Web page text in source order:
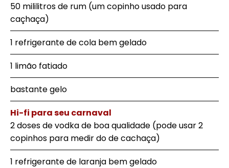
50 mililitros de rum (um copinho usado para
caçhaça)
1 refrigerante de cola bem gelado
1 limão fatiado
bastante gelo
Hi-fi para seu carnaval
2 doses de vodka de boa qualidade (pode usar 2
copinhos para medir do de cachaça)
1 refrigerante de laranja bem gelado